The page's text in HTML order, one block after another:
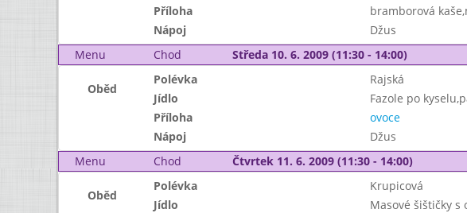
Příloha
bramborová
Nápoj
Džus
Menu
Chod Středa 10. 6. 2009 (11:30 - 14:00)
Oběd
Polévka
Rajská
Jídlo
Fazole po
Příloha
ovoce
Nápoj
Džus
Menu
Chod Čtvrtek 11. 6. 2009 (11:30 - 14:00)
Oběd
Polévka
Krupicová
Jídlo
Masové šištičky s